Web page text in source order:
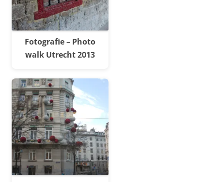
Fotografie – Photo
walk Utrecht 2013